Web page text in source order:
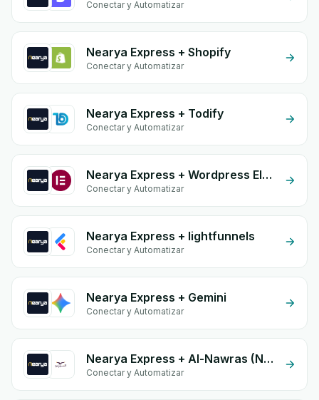
Conectar y Automatizar
Nearya Express + Shopify
Conectar y Automatizar
Nearya Express + Todify
Conectar y Automatizar
Nearya Express + Wordpress Elementor
Conectar y Automatizar
Nearya Express + lightfunnels
Conectar y Automatizar
Nearya Express + Gemini
Conectar y Automatizar
Nearya Express + Al-Nawras (Nawris)
Conectar y Automatizar